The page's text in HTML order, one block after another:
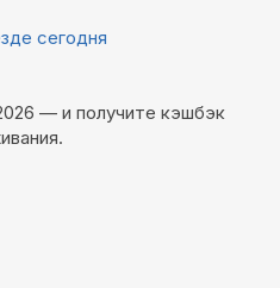
сегодня
— и получите кэшбэк